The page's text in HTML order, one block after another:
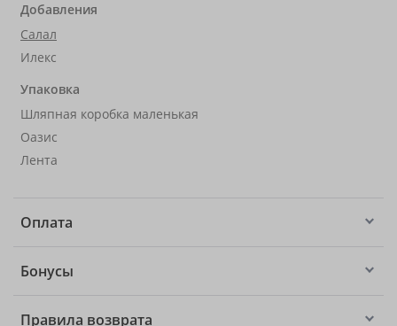
Добавления
Салал
Илекс
Упаковка
Шляпная коробка маленькая
Оазис
Лента
Оплата
Бонусы
Правила возврата